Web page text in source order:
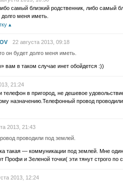
самый близкий родственник, либо самый
долго меня иметь.
22 августа 2013, 09:18
он будет долго меня иметь.
вам в таком случае инет обойдется :))
21:24
телефон в пригород, не дешевое
назначению.Телефонный провод
2013, 21:43
проводили под землей.
такая — коммуникации под землей. Мне
Профи и Зеленой точки( эти тянут строго по
2013, 12:24